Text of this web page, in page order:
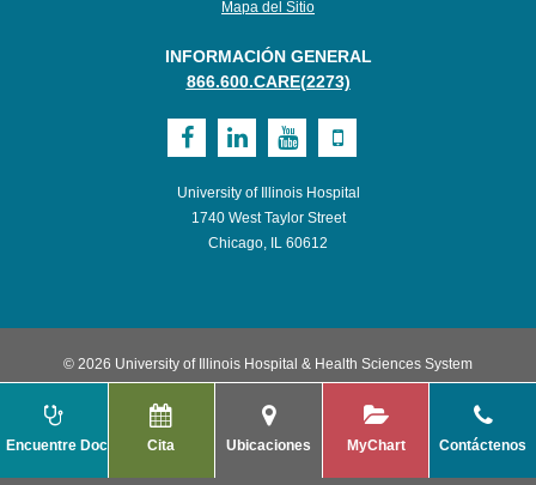
Mapa del Sitio
INFORMACIÓN GENERAL
866.600.CARE(2273)
Visit
Health
on
Visit
Health
on
Visit
Health
on
Visit
Health
University of Illinois Hospital
1740 West Taylor Street
Chicago, IL 60612
© 2026 University of Illinois Hospital & Health Sciences System
Encuentre Doctor Cita Ubicaciones MyChart Contáctenos